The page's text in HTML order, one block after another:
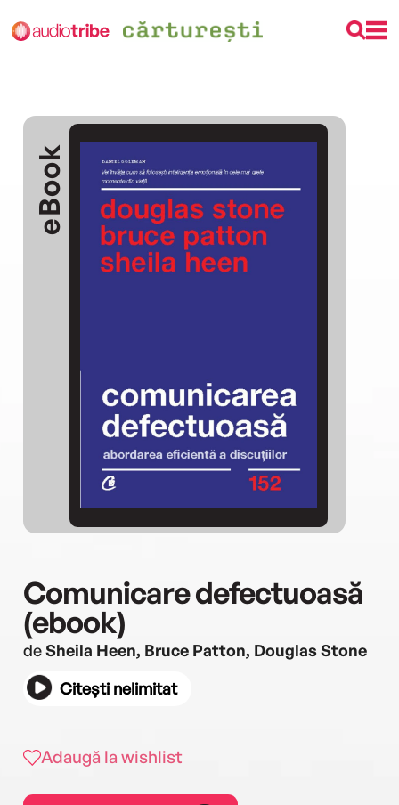
eBook
Comunicare defectuoasă
(ebook)
deSheila Heen, Bruce Patton, Douglas Stone
Citești nelimitat
Adaugă la wishlist